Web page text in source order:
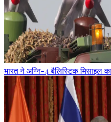
भारत ने अग्नि-4 बैलिस्टिक मिसाइल